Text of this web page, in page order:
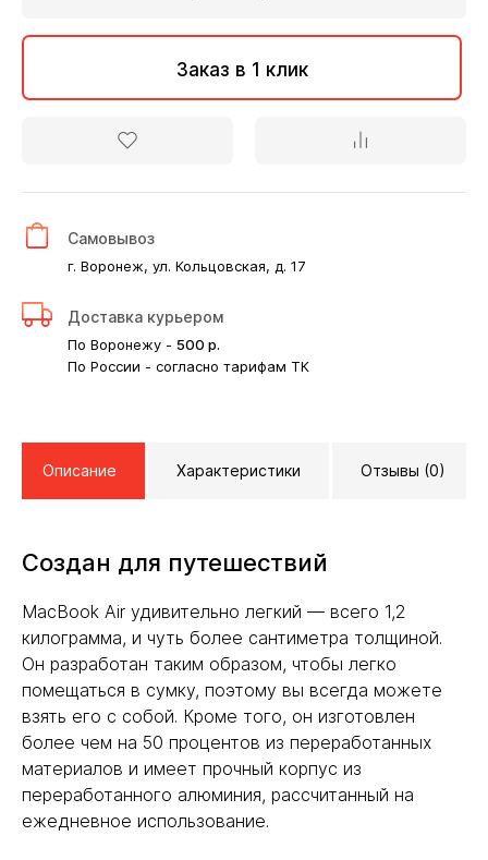
Заказ в 1 клик
Самовывоз
г. Воронеж, ул. Кольцовская, д. 17
Доставка курьером
По Воронежу - 500 р.
По России - согласно тарифам ТК
Описание Характеристики Отзывы (0)
Создан для путешествий
MacBook Air удивительно легкий — всего 1,2
килограмма, и чуть более сантиметра толщиной.
Он разработан таким образом, чтобы легко
помещаться в сумку, поэтому вы всегда можете
взять его с собой. Кроме того, он изготовлен
более чем на 50 процентов из переработанных
материалов и имеет прочный корпус из
переработанного алюминия, рассчитанный на
ежедневное использование.